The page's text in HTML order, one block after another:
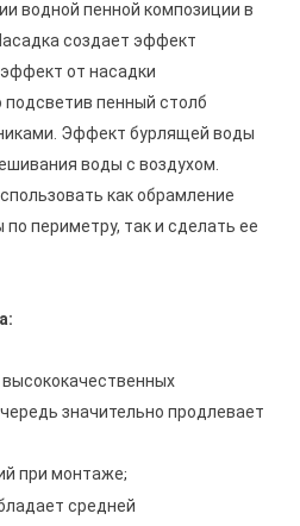
водной пенной композиции в
создает эффект
от насадки
пенный столб
Эффект бурлящей воды
воды с воздухом.
как обрамление
периметру, так и сделать ее
высококачественных
значительно продлевает
при монтаже;
средней